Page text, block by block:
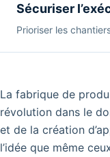
Sécuriser
Prioriser les
La fabrique de
révolution dans le
et de la création
l’idée que même